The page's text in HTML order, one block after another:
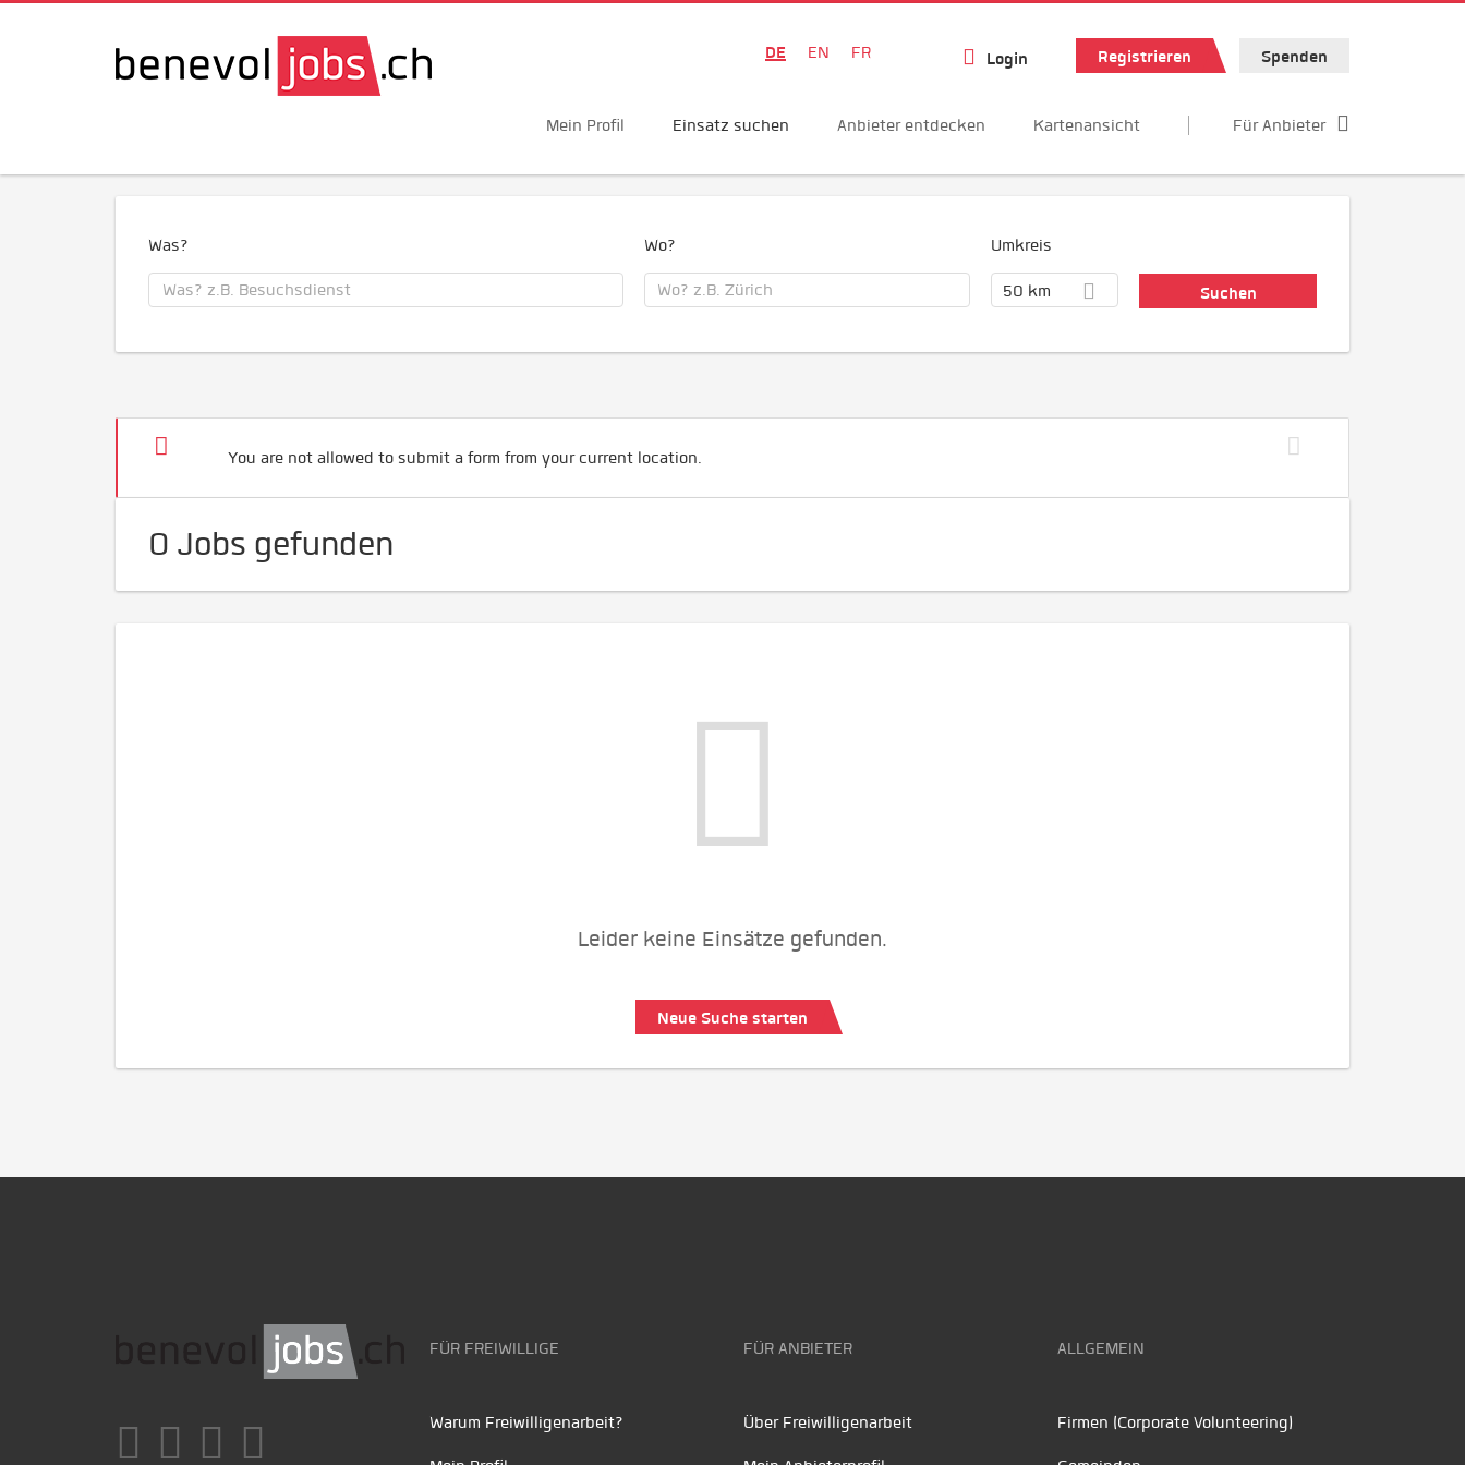
DE EN FR Login Registrieren Spenden
Mein Profil Einsatz suchen Anbieter entdecken Kartenansicht Für Anbieter
Was? Wo? Umkreis
50 km
You are not allowed to submit a form from your current location.
0 Jobs gefunden
Leider keine Einsätze gefunden.
Neue Suche starten
FÜR FREIWILLIGE
Warum Freiwilligenarbeit?
FÜR ANBIETER
Über Freiwilligenarbeit
ALLGEMEIN
Firmen (Corporate Volunteering)